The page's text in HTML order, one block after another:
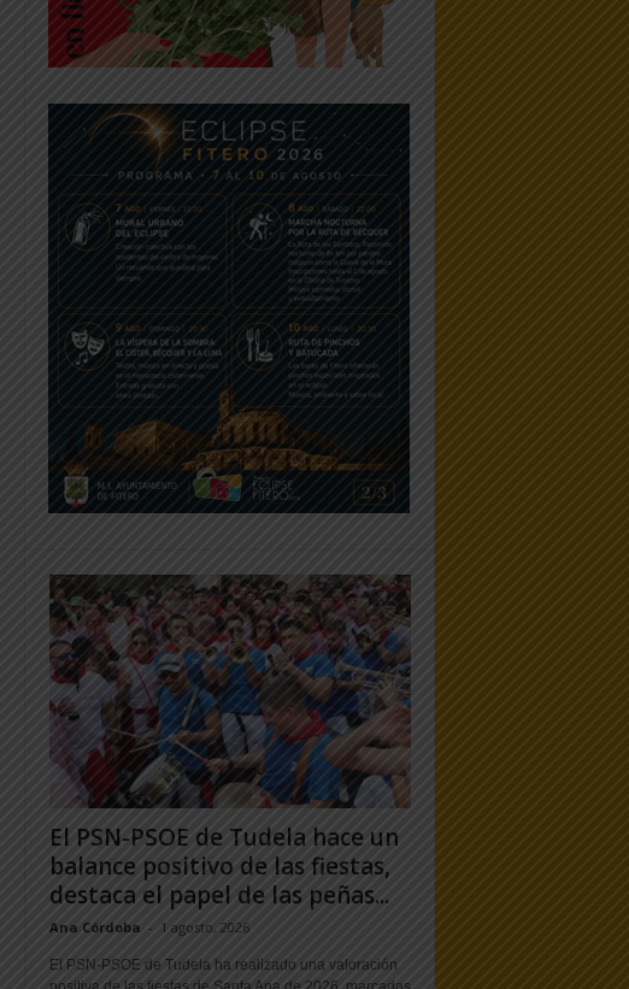
El PSN-PSOE de Tudela hace un
balance positivo de las fiestas,
destaca el papel de las peñas...
Ana Córdoba - 1 agosto, 2026
El PSN-PSOE de Tudela ha realizado una valoración